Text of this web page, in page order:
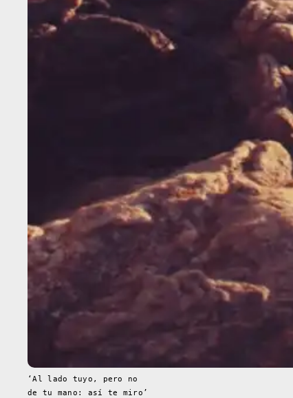
‘Al lado tuyo, pero no
de tu mano: así te miro’